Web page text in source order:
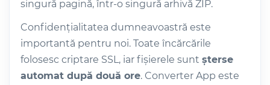
singură pagină, într-o singură arhivă ZIP.
Confidențialitatea dumneavoastră este
importantă pentru noi. Toate încărcările
folosesc criptare SSL, iar fișierele sunt șterse
automat după două ore. Converter App este